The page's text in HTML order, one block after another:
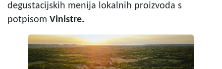
degustacijskih menija lokalnih proizvoda s
potpisom Vinistre.